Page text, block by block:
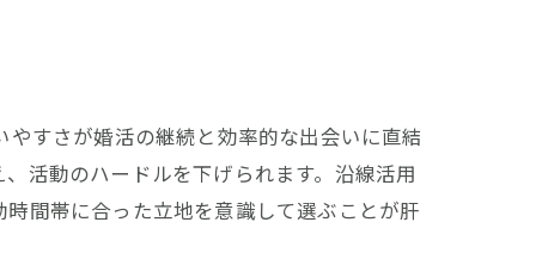
すさが婚活の継続と効率的な出会いに直結
活動のハードルを下げられます。沿線活用
間帯に合った立地を意識して選ぶことが肝